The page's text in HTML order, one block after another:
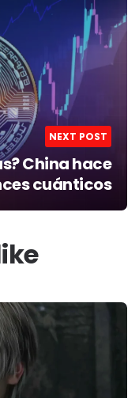
NEXT POST
China hace
cuánticos